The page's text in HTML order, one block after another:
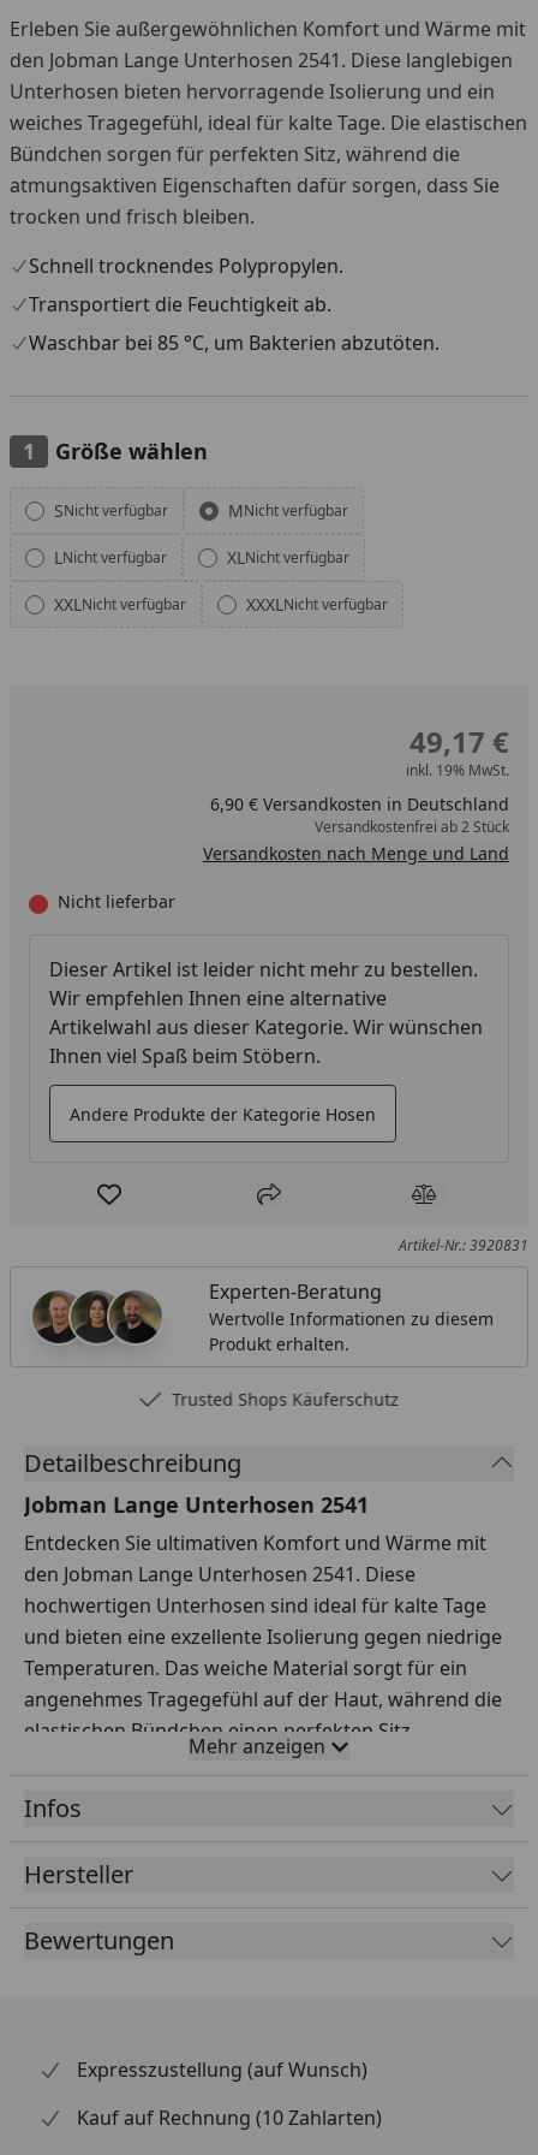
Erleben Sie außergewöhnlichen Komfort und Wärme mit
den Jobman Lange Unterhosen 2541. Diese langlebigen
Unterhosen bieten hervorragende Isolierung und ein
weiches Tragegefühl, ideal für kalte Tage. Die elastischen
Bündchen sorgen für perfekten Sitz, während die
atmungsaktiven Eigenschaften dafür sorgen, dass Sie
trocken und frisch bleiben.
Schnell trocknendes Polypropylen.
Transportiert die Feuchtigkeit ab.
Waschbar bei 85 °C, um Bakterien abzutöten.
Größe wählen
Alle anzeigen (6)
SNicht verfügbar MNicht verfügbar
LNicht verfügbar XLNicht verfügbar
XXLNicht verfügbar XXXLNicht verfügbar
49,17 €
inkl. 19% MwSt.
6,90 € Versandkosten in Deutschland
Versandkostenfrei ab 2 Stück
Versandkosten nach Menge und Land
Nicht lieferbar
Dieser Artikel ist leider nicht mehr zu bestellen.
Wir empfehlen Ihnen eine alternative
Artikelwahl aus dieser Kategorie. Wir wünschen
Ihnen viel Spaß beim Stöbern.
Andere Produkte der Kategorie Hosen
Produkt zur Wunschliste hinzufügen
Teilen Produkt
Artikel-Nr.: 3920831
Experten-Beratung
Wertvolle Informationen zu diesem
Produkt erhalten.
Trusted Shops Käuferschutz
Detailbeschreibung
Jobman Lange Unterhosen 2541
Entdecken Sie ultimativen Komfort und Wärme mit
den Jobman Lange Unterhosen 2541. Diese
hochwertigen Unterhosen sind ideal für kalte Tage
und bieten eine exzellente Isolierung gegen niedrige
Temperaturen. Das weiche Material sorgt für ein
angenehmes Tragegefühl auf der Haut, während die
elastischen Bündchen einen perfekten Sitz
garantieren. Dank ihrer atmungsaktiven
Eigenschaften bleiben Sie auch bei intensiver Aktivität
trocken und frisch.
Die robuste Verarbeitung macht diese langen
widerstandsfähig gegenüber Abnutzung. Ein
ergonomisches Design gewährleistet maximale
verlässlicher Begleiter.
Ein weiterer Vorteil ist die einfache Pflege: Die
Mehr anzeigen
Infos
Hersteller
Bewertungen
Expresszustellung (auf Wunsch)
Kauf auf Rechnung (10 Zahlarten)